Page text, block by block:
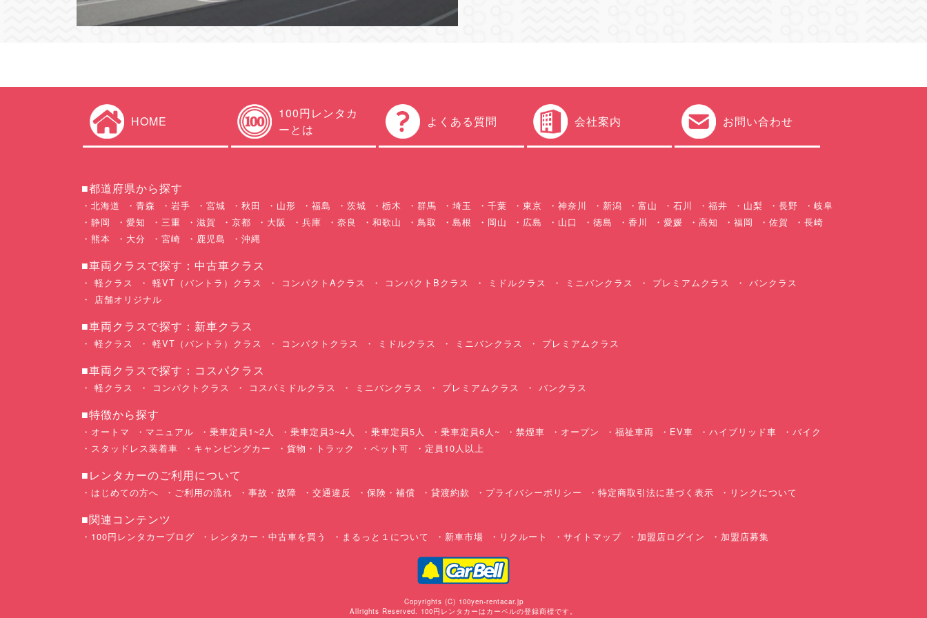
HOME
100円レンタカ
ーとは
よくある質問 会社案内 お問い合わせ
■都道府県から探す
北海道 青森 岩手 宮城 秋田 山形 福島 茨城 栃木 群馬 埼玉 千葉 東京 神奈川 新潟 富山 石川 福井 山梨 長野
岐阜
静岡
愛知 三重 滋賀 京都 大阪 兵庫 奈良 和歌山 鳥取 島根 岡山 広島 山口 徳島 香川 愛媛 高知 福岡 佐賀
長崎
熊本
大分 宮崎 鹿児島 沖縄
■車両クラスで探す：中古車クラス
軽クラス 軽VT（バントラ）クラス コンパクトAクラス コンパクトBクラス ミドルクラス ミニバンクラス プレミアムクラス
バンクラス
店舗オリジナル
■車両クラスで探す：新車クラス
軽クラス 軽VT（バントラ）クラス コンパクトクラス ミドルクラス ミニバンクラス プレミアムクラス
■車両クラスで探す：コスパクラス
軽クラス コンパクトクラス コスパミドルクラス ミニバンクラス プレミアムクラス バンクラス
■特徴から探す
オートマ マニュアル 乗車定員1~2人 乗車定員3~4人 乗車定員5人 乗車定員6人~ 禁煙車 オープン 福祉車両 EV車 ハイブリッド車
バイク
スタッドレス装着車
キャンピングカー 貨物・トラック ペット可 定員10人以上
■レンタカーのご利用について
はじめての方へ ご利用の流れ 事故・故障 交通違反 保険・補償 貸渡約款 プライバシーポリシー 特定商取引法に基づく表示 リンクについて
■関連コンテンツ
100円レンタカーブログ レンタカー・中古車を買う まるっと１について 新車市場 リクルート サイトマップ 加盟店ログイン 加盟店募集
Copyrights (C) 100yen-rentacar.jp
Allrights Reserved. 100円レンタカーはカーベルの登録商標です。